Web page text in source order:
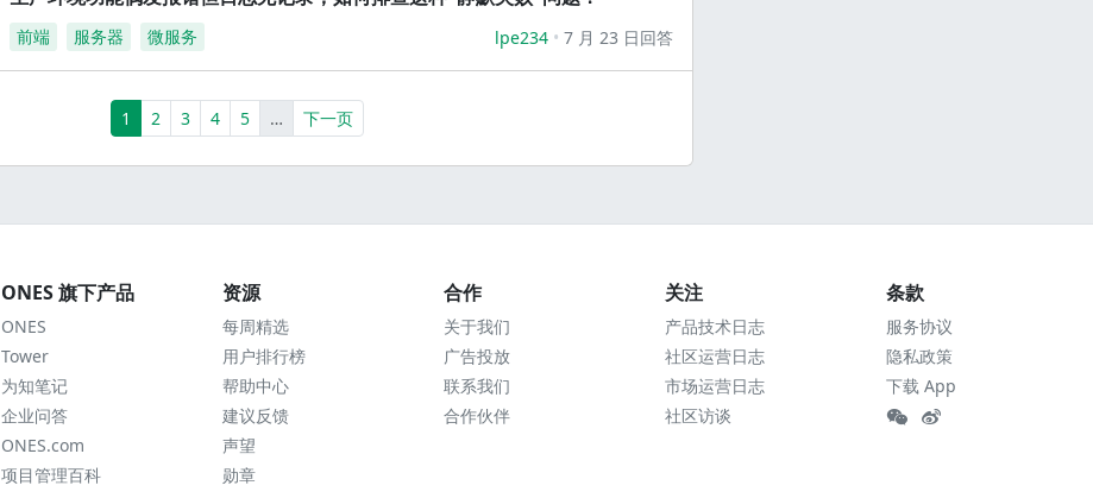
前端 服务器 微服务 lpe234 7 月 23 日回答
1 (current)
2 3 4 5 …More下一页
ONES 旗下产品
ONES
Tower
为知笔记
企业问答
ONES.com
项目管理百科
资源
每周精选
用户排行榜
帮助中心
建议反馈
声望
勋章
合作
关于我们
广告投放
联系我们
合作伙伴
关注
产品技术日志
社区运营日志
市场运营日志
社区访谈
条款
服务协议
隐私政策
下载 App